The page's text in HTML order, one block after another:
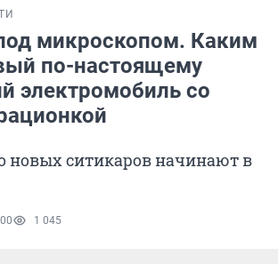
микроскопом. Каким
по-настоящему
электромобиль со
новых ситикаров начинают в
1 045